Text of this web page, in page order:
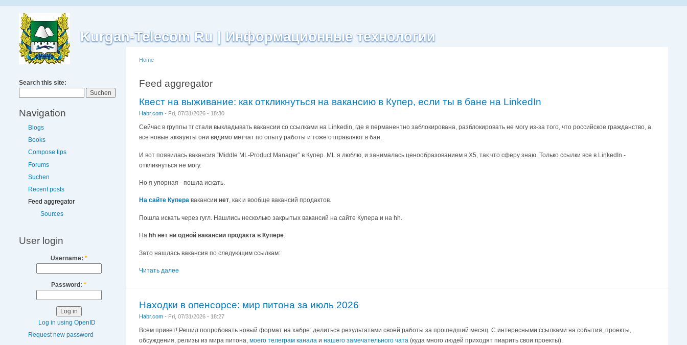
Kurgan-Telecom Ru | Информационные технологии
Search this site:
Navigation
Blogs
Books
Compose tips
Forums
Suchen
Recent posts
Feed aggregator
Sources
User login
Username: *
Password: *
Log in using OpenID
Request new password
Home
Feed aggregator
Квест на выживание: как откликнуться на вакансию в Купер, если ты в бане на LinkedIn
Habr.com - Fri, 07/31/2026 - 18:30
Сейчас в группы тг стали выкладывать вакансии со ссылками на Linkedin, где я перманентно заблокирована, разблокировать не могу из-за того, что российское гражданство, а
все новые аккаунты они видимо метчат по опыту работы и тоже отправляют в бан.
И вот появилась вакансия “Middle ML-Product Manager” в Купер. ML я люблю, и занималась ценообразованием в Х5, так что сферу знаю. Только ссылки все в LinkedIn -
откликнуться не могу.
Но я упорная - пошла искать.
На сайте Купера вакансии нет, как и вообще вакансий продактов.
Пошла искать через гугл. Нашлись несколько закрытых вакансий на сайте Купера и на hh.
На hh нет ни одной вакансии продакта в Купере.
Зато нашлась вакансия по следующим ссылкам:
Читать далее
Находки в опенсорсе: мир питона за июль 2026
Habr.com - Fri, 07/31/2026 - 18:27
Всем привет! Решил попробовать новый формат на хабре: делиться результатами своей работы за прошедший месяц. С интересными ссылками на события, проекты,
обсуждения, релизы из мира питона, моего телеграм канала и нашего замечательного чата (куда много людей приходят пиарить свои проекты).